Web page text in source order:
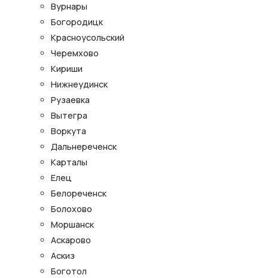
Вурнары
Богородицк
Красноусольский
Черемхово
Кириши
Нижнеудинск
Рузаевка
Вытегра
Воркута
Дальнереченск
Карталы
Елец
Белореченск
Болохово
Моршанск
Аскарово
Аскиз
Боготол